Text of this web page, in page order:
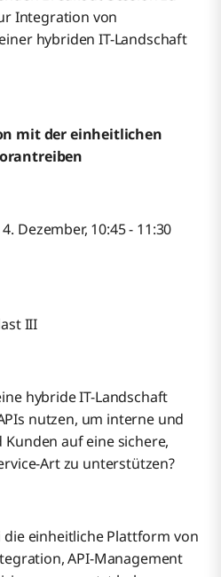
Integration von
hybriden IT-Landschaft
mit der einheitlichen
Dezember, 10:45 - 11:30
III
hybride IT-Landschaft
nutzen, um interne und
auf eine sichere,
Art zu unterstützen?
die einheitliche Plattform von
API-Management